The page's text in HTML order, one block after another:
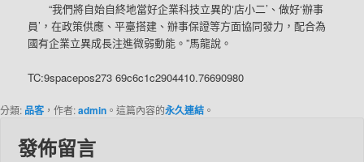
“我們將自始自終地當好企業科技立異的‘店小二’、做好‘辦事
員’，在政策供應、平臺搭建、辦事保證等方面協同發力，配合為
國有企業立異成長注進微弱動能。”馬龍說。
TC:9spacepos273 69c6c1c2904410.76690980
分類: 品客 ，作者:admin 。這篇內容的永久連結 。
發佈留言